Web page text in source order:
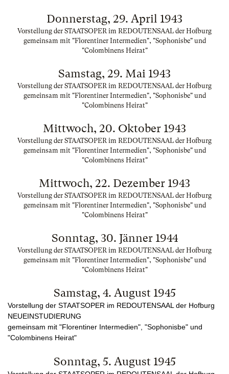
Donnerstag, 29. April 1943
Vorstellung der STAATSOPER im REDOUTENSAAL der Hofburg
gemeinsam mit "Florentiner Intermedien", "Sophonisbe" und
"Colombinens Heirat"
Samstag, 29. Mai 1943
Vorstellung der STAATSOPER im REDOUTENSAAL der Hofburg
gemeinsam mit "Florentiner Intermedien", "Sophonisbe" und
"Colombinens Heirat"
Mittwoch, 20. Oktober 1943
Vorstellung der STAATSOPER im REDOUTENSAAL der Hofburg
gemeinsam mit "Florentiner Intermedien", "Sophonisbe" und
"Colombinens Heirat"
Mittwoch, 22. Dezember 1943
Vorstellung der STAATSOPER im REDOUTENSAAL der Hofburg
gemeinsam mit "Florentiner Intermedien", "Sophonisbe" und
"Colombinens Heirat"
Sonntag, 30. Jänner 1944
Vorstellung der STAATSOPER im REDOUTENSAAL der Hofburg
gemeinsam mit "Florentiner Intermedien", "Sophonisbe" und
"Colombinens Heirat"
Samstag, 4. August 1945
Vorstellung der STAATSOPER im REDOUTENSAAL der Hofburg
NEUEINSTUDIERUNG
gemeinsam mit "Florentiner Intermedien", "Sophonisbe" und
"Colombinens Heirat"
Sonntag, 5. August 1945